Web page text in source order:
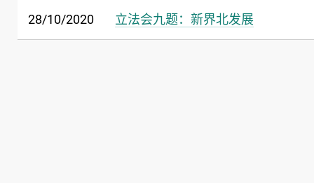
28/10/2020 立法会九题：新界北发展